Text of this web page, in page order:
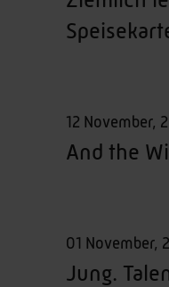
12 November,
And the
01 November,
Jung.